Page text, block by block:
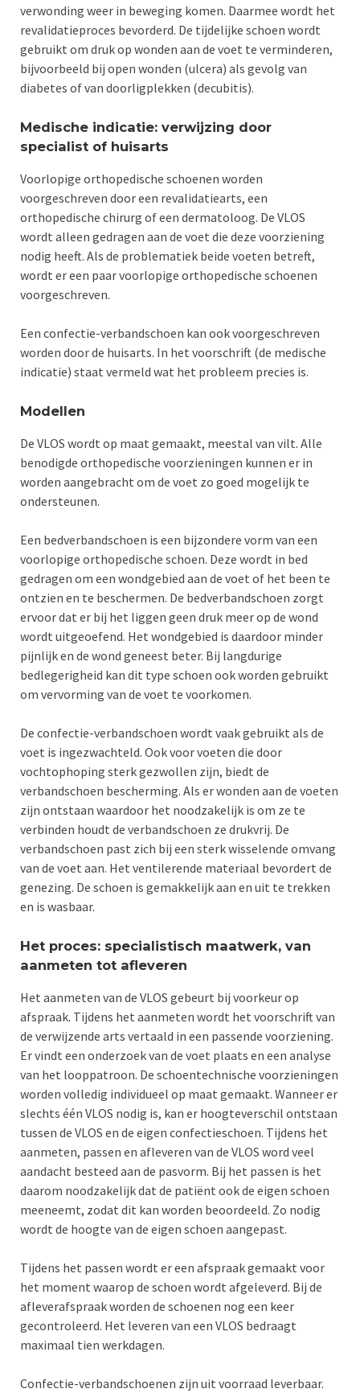
verwonding weer in beweging komen. Daarmee wordt het
revalidatieproces bevorderd. De tijdelijke schoen wordt
gebruikt om druk op wonden aan de voet te verminderen,
bijvoorbeeld bij open wonden (ulcera) als gevolg van
diabetes of van doorligplekken (decubitis).
Medische indicatie: verwijzing door
specialist of huisarts
Voorlopige orthopedische schoenen worden
voorgeschreven door een revalidatiearts, een
orthopedische chirurg of een dermatoloog. De VLOS
wordt alleen gedragen aan de voet die deze voorziening
nodig heeft. Als de problematiek beide voeten betreft,
wordt er een paar voorlopige orthopedische schoenen
voorgeschreven.
Een confectie-verbandschoen kan ook voorgeschreven
worden door de huisarts. In het voorschrift (de medische
indicatie) staat vermeld wat het probleem precies is.
Modellen
De VLOS wordt op maat gemaakt, meestal van vilt. Alle
benodigde orthopedische voorzieningen kunnen er in
worden aangebracht om de voet zo goed mogelijk te
ondersteunen.
Een bedverbandschoen is een bijzondere vorm van een
voorlopige orthopedische schoen. Deze wordt in bed
gedragen om een wondgebied aan de voet of het been te
ontzien en te beschermen. De bedverbandschoen zorgt
ervoor dat er bij het liggen geen druk meer op de wond
wordt uitgeoefend. Het wondgebied is daardoor minder
pijnlijk en de wond geneest beter. Bij langdurige
bedlegerigheid kan dit type schoen ook worden gebruikt
om vervorming van de voet te voorkomen.
De confectie-verbandschoen wordt vaak gebruikt als de
voet is ingezwachteld. Ook voor voeten die door
vochtophoping sterk gezwollen zijn, biedt de
verbandschoen bescherming. Als er wonden aan de voeten
zijn ontstaan waardoor het noodzakelijk is om ze te
verbinden houdt de verbandschoen ze drukvrij. De
verbandschoen past zich bij een sterk wisselende omvang
van de voet aan. Het ventilerende materiaal bevordert de
genezing. De schoen is gemakkelijk aan en uit te trekken
en is wasbaar.
Het proces: specialistisch maatwerk, van
aanmeten tot afleveren
Het aanmeten van de VLOS gebeurt bij voorkeur op
afspraak. Tijdens het aanmeten wordt het voorschrift van
de verwijzende arts vertaald in een passende voorziening.
Er vindt een onderzoek van de voet plaats en een analyse
van het looppatroon. De schoentechnische voorzieningen
worden volledig individueel op maat gemaakt. Wanneer er
slechts één VLOS nodig is, kan er hoogteverschil ontstaan
tussen de VLOS en de eigen confectieschoen. Tijdens het
aanmeten, passen en afleveren van de VLOS word veel
aandacht besteed aan de pasvorm. Bij het passen is het
daarom noodzakelijk dat de patiënt ook de eigen schoen
meeneemt, zodat dit kan worden beoordeeld. Zo nodig
wordt de hoogte van de eigen schoen aangepast.
Tijdens het passen wordt er een afspraak gemaakt voor
het moment waarop de schoen wordt afgeleverd. Bij de
afleverafspraak worden de schoenen nog een keer
gecontroleerd. Het leveren van een VLOS bedraagt
maximaal tien werkdagen.
Confectie-verbandschoenen zijn uit voorraad leverbaar.